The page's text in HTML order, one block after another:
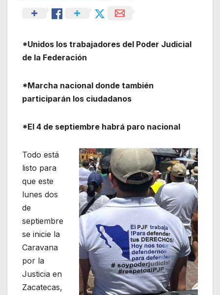
*Unidos los trabajadores del Poder Judicial
de la Federación
*Marcha nacional donde también
participarán los ciudadanos
*El 4 de septiembre habrá paro nacional
Todo está
listo para
que este
lunes dos
de
septiembre
se inicie la
Caravana
por la
Justicia en
Zacatecas,